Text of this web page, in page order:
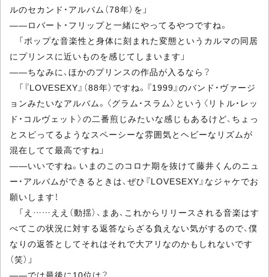
ルのセカンド・アルバム（78年）を」
――ロバート・フリップと一緒にやってるやつですね。
「ポップな音楽性と身体に刻まれた変態というカルマの同居
にプリンスに近いものを感じてしまいます」
――ちなみに、ほかのプリンスの作品が入るなら？
「『LOVESEXY』（88年）ですね。『1999』のバンド・ヴァージ
ョンみたいなアルバム。〈グラム・スラム〉という〈リトル・レッ
ド・コルヴェット〉の二番煎じみたいな感じもあるけど、ちょっ
とスピってるようなスペーシーな雰囲気とヘビーなリズムが
混在してて最高ですね」
――いいですね。いまのこのコロナ期を抜けて藤井くんのニュ
ー・アルバムができるときは、ぜひ『LOVESEXY』なジャケでお
願いします！
「え……ええ（動揺）、まあ、これからリリースされる音楽はす
べてこの状況に対する返答ならざる負えない気がするので、僕
なりの返答としてそれはそれで大アリなのかもしれないです
（笑）」
――では最後に10位は？